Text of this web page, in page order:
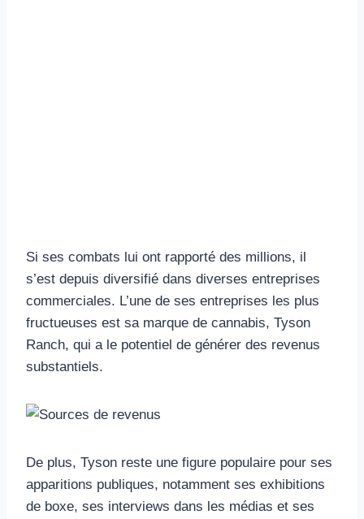
Si ses combats lui ont rapporté des millions, il
s’est depuis diversifié dans diverses entreprises
commerciales. L’une de ses entreprises les plus
fructueuses est sa marque de cannabis, Tyson
Ranch, qui a le potentiel de générer des revenus
substantiels.
De plus, Tyson reste une figure populaire pour ses
apparitions publiques, notamment ses exhibitions
de boxe, ses interviews dans les médias et ses